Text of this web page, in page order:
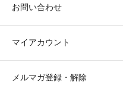
お問い合わせ
マイアカウント
メルマガ登録・解除